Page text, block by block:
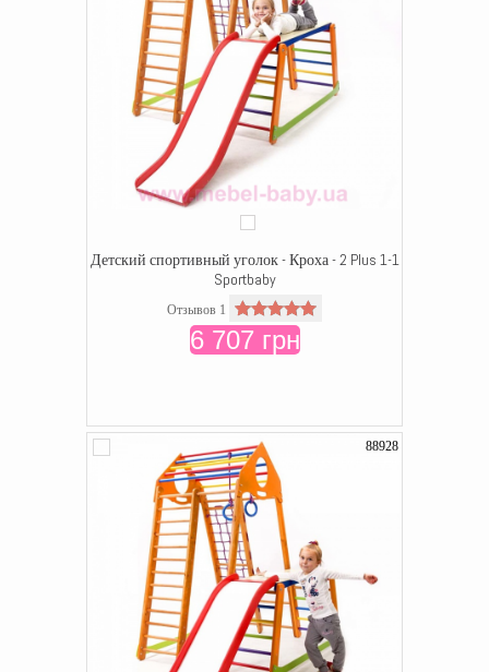
Детский спортивный уголок - Кроха - 2 Plus 1-1
Sportbaby
Отзывов 1
6 707 грн
88928